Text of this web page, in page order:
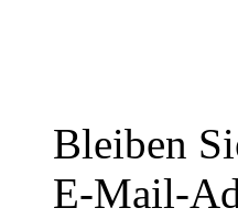
Bleiben
E-Mail-